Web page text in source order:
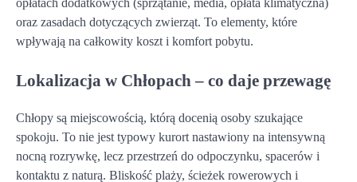
oraz zasadach dotyczących zwierząt. To elementy, które
wpływają na całkowity koszt i komfort pobytu.
Lokalizacja w Chłopach – co daje przewagę
Chłopy są miejscowością, którą docenią osoby szukające
spokoju. To nie jest typowy kurort nastawiony na intensywną
nocną rozrywkę, lecz przestrzeń do odpoczynku, spacerów i
kontaktu z naturą. Bliskość plaży, ścieżek rowerowych i